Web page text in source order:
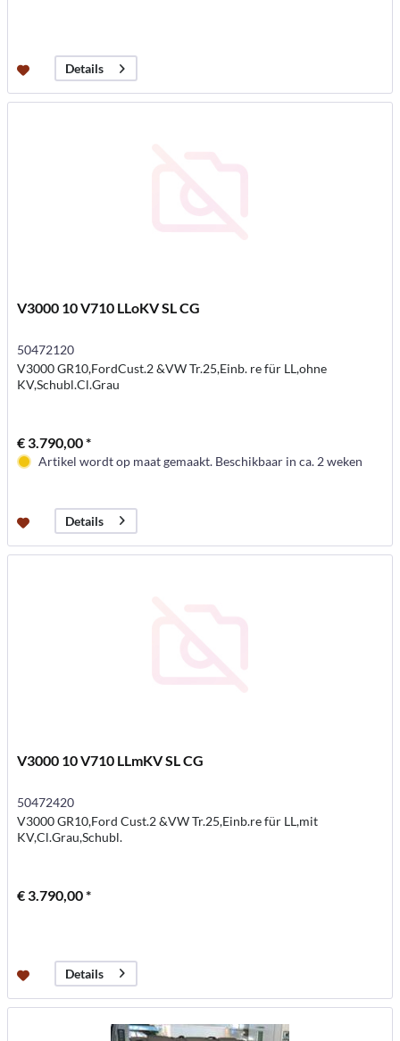
Details
V3000 10 V710 LLoKV SL CG
50472120
V3000 GR10,FordCust.2 &VW Tr.25,Einb. re für LL,ohne
KV,Schubl.Cl.Grau
€ 3.790,00 *
Artikel wordt op maat gemaakt. Beschikbaar in ca. 2 weken
Details
V3000 10 V710 LLmKV SL CG
50472420
V3000 GR10,Ford Cust.2 &VW Tr.25,Einb.re für LL,mit
KV,Cl.Grau,Schubl.
€ 3.790,00 *
Details